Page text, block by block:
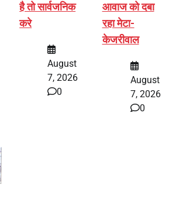
है तो सार्वजनिक
करे
August
7, 2026
0
आवाज को दबा
रहा मेटा-
केजरीवाल
August
7, 2026
0